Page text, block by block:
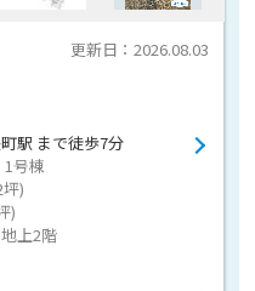
更新日：2026.08.03
駅 まで徒歩7分
号棟
)
)
上2階